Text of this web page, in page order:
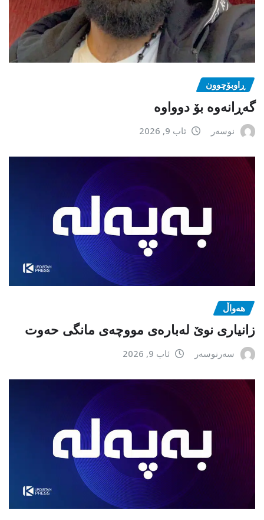
ڕاوبۆچوون
گەڕانەوە بۆ دوواوە
نوسەر ئاب 9, 2026
هەواڵ
زانیاری نوێ لەبارەی مووچەی مانگی حەوت
سەرنوسەر ئاب 9, 2026